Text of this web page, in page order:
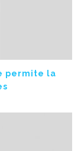
permite la